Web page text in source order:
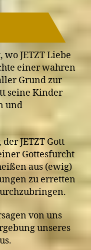
wo JETZT Liebe
einer wahren
Grund zur
seine Kinder
und
JETZT Gott
Gottesfurcht
aus (ewig)
zu erretten
von uns
unseres